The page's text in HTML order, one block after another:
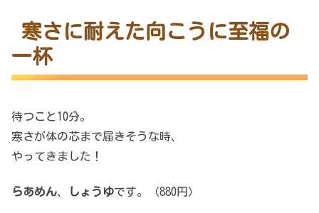
寒さに耐えた向こうに至福の
一杯
待つこと10分。
寒さが体の芯まで届きそうな時、
やってきました！
らあめん、 しょうゆです。（880円）